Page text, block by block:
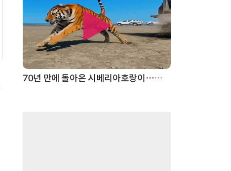
70년 만에 돌아온 시베리아호랑이…카자흐스탄 야생에 풀렸다